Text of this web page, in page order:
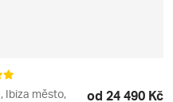
Ibiza město,
od 24 490 Kč